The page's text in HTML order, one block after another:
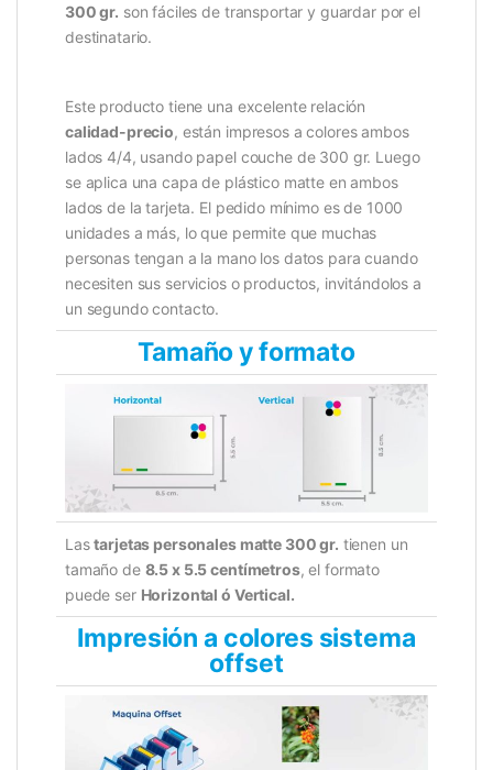
300 gr. son fáciles de transportar y guardar por el
destinatario.
Este producto tiene una excelente relación
calidad-precio, están impresos a colores ambos
lados 4/4, usando papel couche de 300 gr. Luego
se aplica una capa de plástico matte en ambos
lados de la tarjeta. El pedido mínimo es de 1000
unidades a más, lo que permite que muchas
personas tengan a la mano los datos para cuando
necesiten sus servicios o productos, invitándolos a
un segundo contacto.
Tamaño y formato
Lastarjetas personales matte 300 gr. tienen un
tamaño de 8.5 x 5.5 centímetros, el formato
puede ser Horizontal ó Vertical.
Impresión a colores sistema
offset